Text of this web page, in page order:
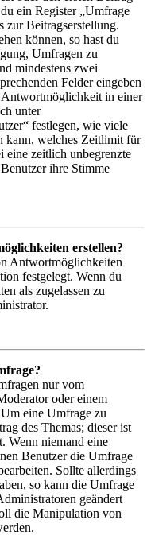
ein Register „Umfrage
zur Beitragserstellung.
können, so hast du
Umfragen zu
mindestens zwei
Felder eingeben
Antwortmöglichkeit in einer
unter
festlegen, wie viele
kann, welches Zeitlimit für
eine zeitlich unbegrenzte
ihre Stimme
erstellen?
Antwortmöglichkeiten
festgelegt. Wenn du
als zugelassen zu
nur vom
oder einem
eine Umfrage zu
des Themas; dieser ist
Wenn niemand eine
Benutzer die Umfrage
Sollte allerdings
so kann die Umfrage
geändert
die Manipulation von